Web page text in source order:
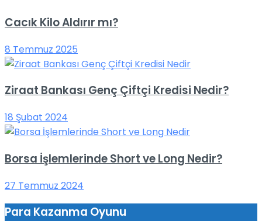
Cacık Kilo Aldırır mı?
8 Temmuz 2025
Ziraat Bankası Genç Çiftçi Kredisi Nedir?
18 Şubat 2024
Borsa İşlemlerinde Short ve Long Nedir?
27 Temmuz 2024
Para Kazanma Oyunu